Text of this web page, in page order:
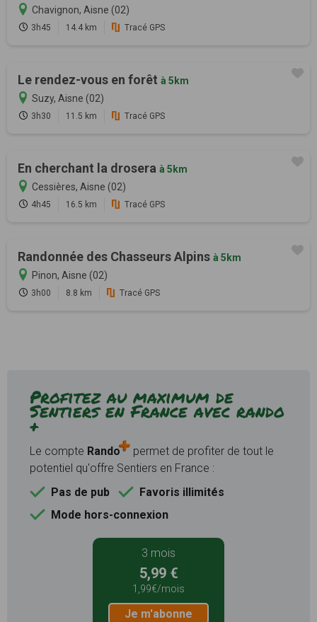
Chavignon, Aisne (02)
3h45 14.4 km Tracé GPS
Le rendez-vous en forêt à 5km
Suzy, Aisne (02)
3h30 11.5 km Tracé GPS
En cherchant la drosera à 5km
Cessières, Aisne (02)
4h45 16.5 km Tracé GPS
Randonnée des Chasseurs Alpins à 5km
Pinon, Aisne (02)
3h00 8.8 km Tracé GPS
Profitez au maximum de
Sentiers en France avec rando
+
Le compte Rando
permet de profiter de tout le
potentiel qu'offre Sentiers en France :
Pas de pub
Favoris illimités
Mode hors-connexion
3 mois
5,99 €
1,99€/mois
Je m'abonne